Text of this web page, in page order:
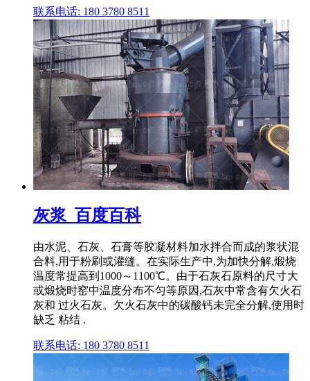
联系电话: 180 3780 8511
灰浆_百度百科
由水泥、石灰、石膏等胶凝材料加水拌合而成的浆状混
合料,用于粉刷或灌缝。在实际生产中,为加快分解,煅烧
温度常提高到1000～1100℃。由于石灰石原料的尺寸大
或煅烧时窑中温度分布不匀等原因,石灰中常含有欠火石
灰和 过火石灰。欠火石灰中的碳酸钙未完全分解,使用时
缺乏 粘结 .
联系电话: 180 3780 8511